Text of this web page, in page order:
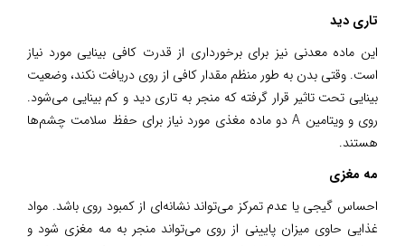
تاری دید
این ماده معدنی نیز برای برخورداری از قدرت کافی بینایی مورد نیاز
است. وقتی بدن به طور منظم مقدار کافی از روی دریافت نکند، وضعیت
بینایی تحت تاثیر قرار گرفته که منجر به تاری دید و کم بینایی می‌شود.
روی و ویتامین A دو ماده مغذی مورد نیاز برای حفظ سلامت چشم‌ها
هستند.
مه مغزی
احساس گیجی یا عدم تمرکز می‌تواند نشانه‌ای از کمبود روی باشد. مواد
غذایی حاوی میزان پایینی از روی می‌تواند منجر به مه مغزی شود و